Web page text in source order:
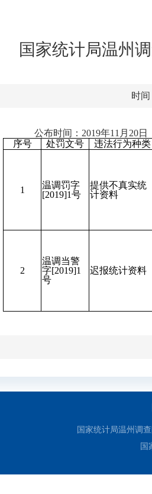
国家统计局温州
时间
时间：2019年11月20日
序号
处罚文号 违法行为种类
1
温调罚字
[2019]1号
提供不真实统
计资料
2
温调当警
字[2019]1
号
迟报统计资料
国家统计局温州调
国